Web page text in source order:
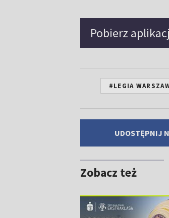
Pobierz
#LEGIA
UDOSTĘPNIJ
Zobacz też